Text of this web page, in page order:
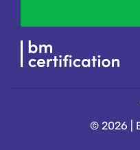
© 2026 |